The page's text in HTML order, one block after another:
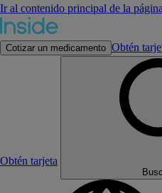
Ir al contenido principal de la página
Cotizar un medicamento Obtén
Obtén tarjeta